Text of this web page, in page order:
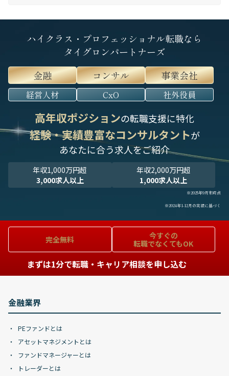
ハイクラス・プロフェッショナル転職なら
タイグロンパートナーズ
金融
コンサル 事業会社
経営人材 CxO 社外役員
高年収ポジションの転職支援に特化
経験・実績豊富なコンサルタントが
あなたに合う求人をご紹介
年収1,000万円超
3,000求人以上
年収2,000万円超
1,000求人以上
※2025年9月末時点
※2024年1-12月の実績に基づく
完全無料
今すぐの
転職でなくてもOK
まずは1分で転職・キャリア相談を申し込む
金融業界
PEファンドとは
アセットマネジメントとは
ファンドマネージャーとは
トレーダーとは